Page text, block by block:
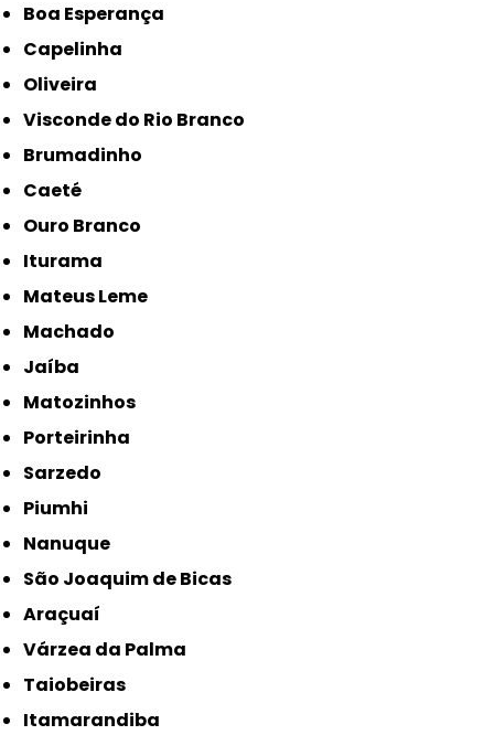
Boa Esperança
Capelinha
Oliveira
Visconde do Rio Branco
Brumadinho
Caeté
Ouro Branco
Iturama
Mateus Leme
Machado
Jaíba
Matozinhos
Porteirinha
Sarzedo
Piumhi
Nanuque
São Joaquim de Bicas
Araçuaí
Várzea da Palma
Taiobeiras
Itamarandiba